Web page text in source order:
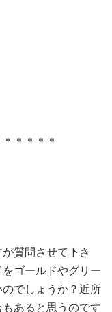
＊＊＊＊
質問させて下さ
ゴールドやグリー
でしょうか？近所
あると思うのです